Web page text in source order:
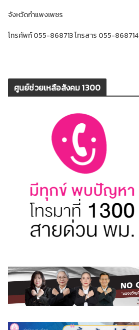
จังหวัดกำแพงเพชร
โทรศัพท์ 055-868713 โทรสาร 055-868714
ศูนย์ช่วยเหลือสังคม 1300